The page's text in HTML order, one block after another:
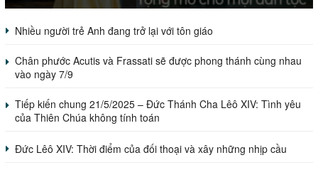
Nhiều người trẻ Anh đang trở lại với tôn giáo
Chân phước Acutis và Frassati sẽ được phong thánh cùng nhau
vào ngày 7/9
Tiếp kiến chung 21/5/2025 – Đức Thánh Cha Lêô XIV: Tình yêu
của Thiên Chúa không tính toán
Đức Lêô XIV: Thời điểm của đối thoại và xây những nhịp cầu